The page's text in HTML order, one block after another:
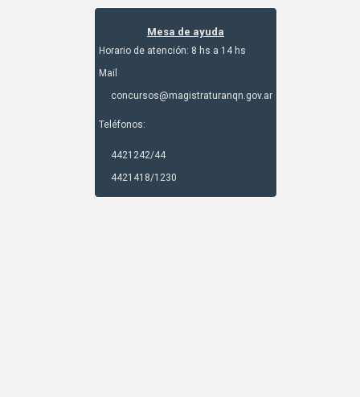
Mesa de ayuda
Horario de atención: 8 hs a 14 hs
Mail
concursos@magistraturanqn.gov.ar
Teléfonos:
4421242/44
4421418/1230